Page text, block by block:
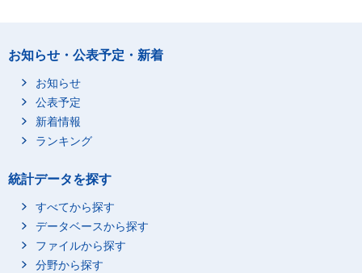
お知らせ・公表予定・新着
お知らせ
公表予定
新着情報
ランキング
統計データを探す
すべてから探す
データベースから探す
ファイルから探す
分野から探す